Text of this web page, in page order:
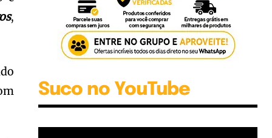
,
Suco no YouTube